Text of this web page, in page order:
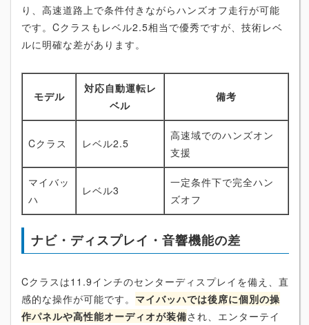
り、高速道路上で条件付きながらハンズオフ走行が可能
です。Cクラスもレベル2.5相当で優秀ですが、技術レベ
ルに明確な差があります。
モデル
対応自動運転レ
ベル
備考
Cクラス レベル2.5
高速域でのハンズオン
支援
マイバッ
ハ
レベル3
一定条件下で完全ハン
ズオフ
ナビ・ディスプレイ・音響機能の差
Cクラスは11.9インチのセンターディスプレイを備え、直
感的な操作が可能です。 マイバッハでは後席に個別の操
作パネルや高性能オーディオが装備され、エンターテイ